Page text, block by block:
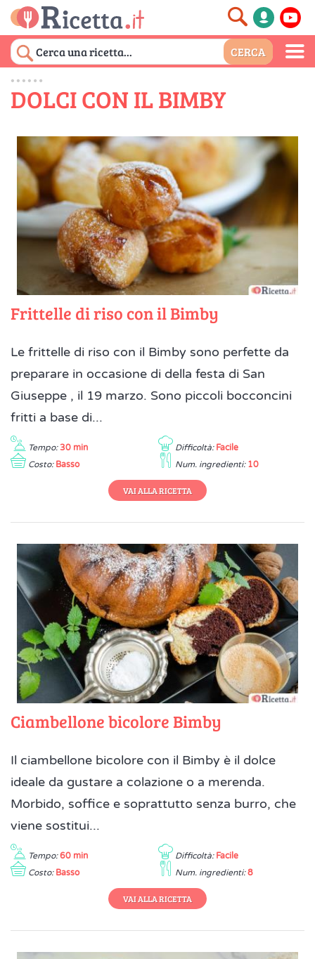
DOLCI CON IL BIMBY
Frittelle di riso con il Bimby
Le frittelle di riso con il Bimby sono perfette da
preparare in occasione di della festa di San
Giuseppe , il 19 marzo. Sono piccoli bocconcini
fritti a base di...
Tempo: 30 min Difficoltà: Facile
Costo: Basso Num. ingredienti: 10
VAI ALLA RICETTA
Ciambellone bicolore Bimby
Il ciambellone bicolore con il Bimby è il dolce
ideale da gustare a colazione o a merenda.
Morbido, soffice e soprattutto senza burro, che
viene sostitui...
Tempo: 60 min Difficoltà: Facile
Costo: Basso Num. ingredienti: 8
VAI ALLA RICETTA